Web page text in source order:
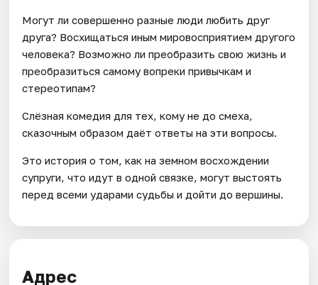
Могут ли совершенно разные люди любить друг
друга? Восхищаться иным мировосприятием другого
человека? Возможно ли преобразить свою жизнь и
преобразиться самому вопреки привычкам и
стереотипам?
Слёзная комедия для тех, кому не до смеха,
сказочным образом даёт ответы на эти вопросы.
Это история о том, как на земном восхождении
супруги, что идут в одной связке, могут выстоять
перед всеми ударами судьбы и дойти до вершины.
Адрес